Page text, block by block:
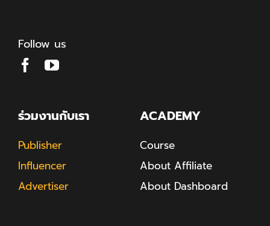
Follow us
ร่วมงานกับเรา
Publisher
Influencer
Advertiser
ACADEMY
Course
About Affiliate
About Dashboard